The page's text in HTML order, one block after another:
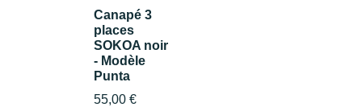
Canapé 3
places
SOKOA noir
- Modèle
Punta
55,00 €